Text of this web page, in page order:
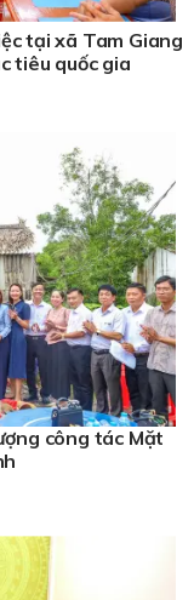
tại xã Tam Giang
tiêu quốc gia
công tác Mặt